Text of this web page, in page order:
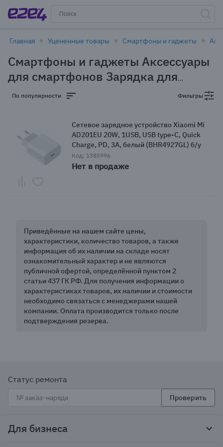
Главная Уцененные товары Смартфоны и гаджеты
Смартфоны и гаджеты Аксессуары
для смартфонов Зарядка для
смартфонов в Новосибирске -
По популярности Фильтры
Сетевое зарядное устройство Xiaomi Mi
AD201EU 20W, 1USB, USB type-C, Quick
Charge, PD, 3A, белый (BHR4927GL) б/у
Код: 1385996
Нет в продаже
Приведённые на нашем сайте цены,
характеристики, количество товаров, а также
информация об их наличии на складе носят
ознакомительный характер и не являются
публичной офертой, определённой пунктом 2
статьи 437 ГК РФ. Для получения информации о
характеристиках товаров, их наличии и стоимости
необходимо связаться с менеджерами нашей
компании. Оплата производится только после
подтверждения резерва.
Статус ремонта
Проверить
Для бизнеса